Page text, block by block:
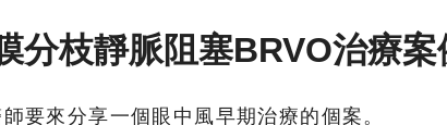
分枝靜脈阻塞BRVO治療案
要來分享一個眼中風早期治療的個案。